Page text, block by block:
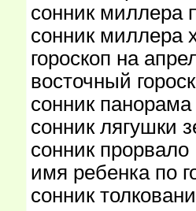
сонник миллера
сонник миллера
гороскоп на
восточный
сонник панорама
сонник лягушки
сонник прорвало
имя ребенка по
сонник